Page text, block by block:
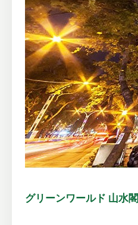
グリーンワールド 山水閣